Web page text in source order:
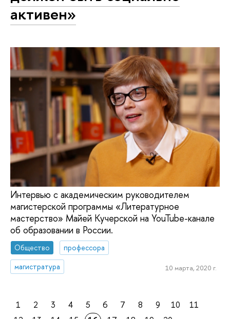
активен»
Интервью с академическим руководителем
магистерской программы «Литературное
мастерство» Майей Кучерской на YouTube-канале
об образовании в России.
Общество
профессора
магистратура
10 марта, 2020 г.
1 2 3 4 5 6 7 8 9 10
11